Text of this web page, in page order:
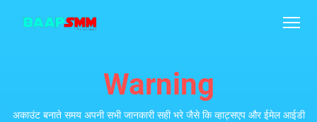
Warning
अकाउंट बनाते समय अपनी सभी जानकारी सही भरे जैसे कि व्हाट्सएप और ईमेल आईडी